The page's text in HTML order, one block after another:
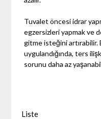
Tuvalet öncesi idrar
egzersizleri yapmak ve
gitme isteğini
uygulandığında, ters
sorunu daha az
Liste